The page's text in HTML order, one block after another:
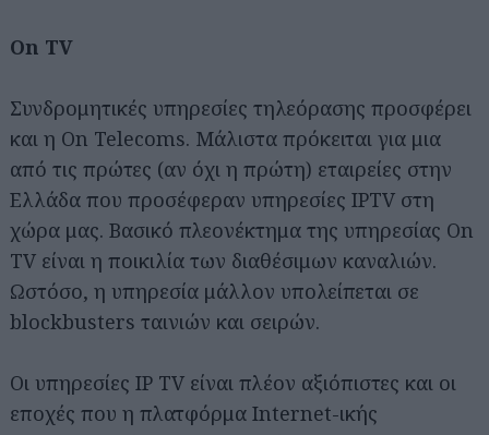
On TV
Συνδρομητικές υπηρεσίες τηλεόρασης προσφέρει
και η On Telecoms. Μάλιστα πρόκειται για μια
από τις πρώτες (αν όχι η πρώτη) εταιρείες στην
Ελλάδα που προσέφεραν υπηρεσίες IPTV στη
χώρα μας. Βασικό πλεονέκτημα της υπηρεσίας On
TV είναι η ποικιλία των διαθέσιμων καναλιών.
Ωστόσο, η υπηρεσία μάλλον υπολείπεται σε
blockbusters ταινιών και σειρών.
Οι υπηρεσίες IP TV είναι πλέον αξιόπιστες και οι
εποχές που η πλατφόρμα Internet-ικής